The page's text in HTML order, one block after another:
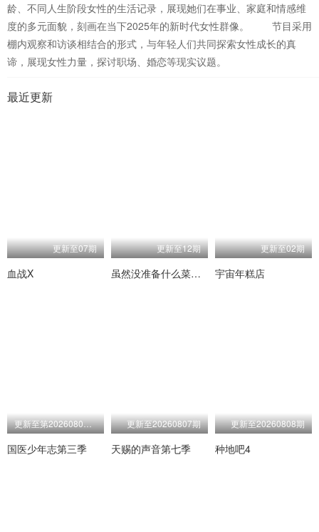
龄、不同人生阶段女性的生活记录，展现她们在事业、家庭和情感维
度的多元面貌，刻画在当下2025年的新时代女性群像。 节目采用
棚内观察和访谈相结合的形式，与年轻人们共同探索女性成长的真
谛，展现女性力量，探讨职场、婚恋等现实议题。
最近更新
更新至07期
血战X
更新至12期
虽然没准备什么菜第四季
更新至02期
宇宙年糕店
更新至第20260807期
国医少年志第三季
更新至20260807期
天赐的声音第七季
更新至20260808期
种地吧4